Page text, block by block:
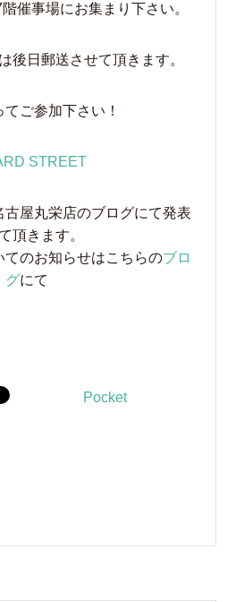
催事場にお集まり下さい。
後日郵送させて頂きます。
ご参加下さい！
STREET
屋丸栄店のブログにて発表
頂きます。
のお知らせはこちらのブロ
グにて
Pocket